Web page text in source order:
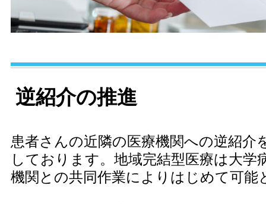
逆紹介の推進
患者さんの近隣の医療機関への逆紹介
しております。地域完結型医療は大学
機関との共同作業によりはじめて可能